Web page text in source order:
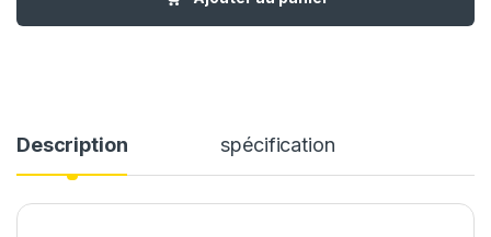
Description spécification